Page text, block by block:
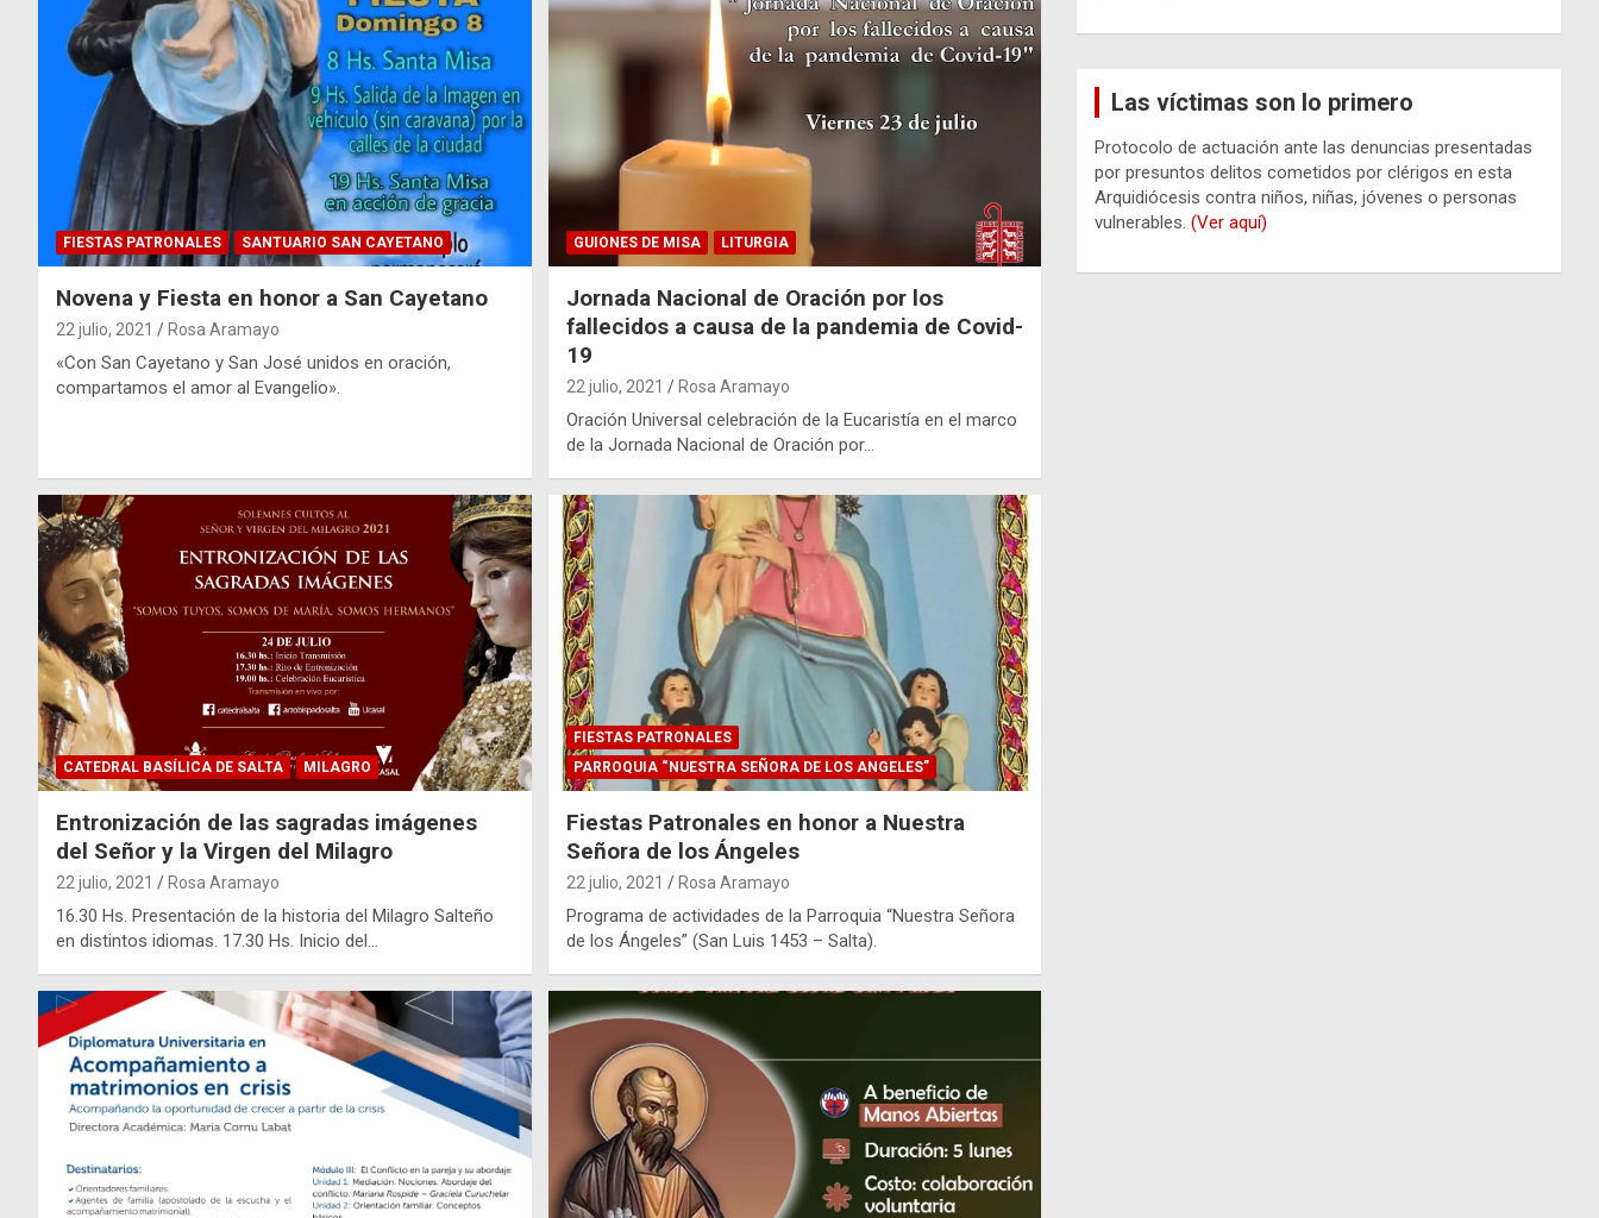
FIESTAS PATRONALES SANTUARIO SAN CAYETANO
Novena y Fiesta en honor a San Cayetano
22 julio, 2021 Rosa Aramayo
«Con San Cayetano y San José unidos en oración,
compartamos el amor al Evangelio».
GUIONES DE MISA LITURGIA
Jornada Nacional de Oración por los
fallecidos a causa de la pandemia de Covid-
19
22 julio, 2021 Rosa Aramayo
Oración Universal celebración de la Eucaristía en el marco
de la Jornada Nacional de Oración por…
CATEDRAL BASÍLICA DE SALTA MILAGRO
Entronización de las sagradas imágenes
del Señor y la Virgen del Milagro
22 julio, 2021 Rosa Aramayo
16.30 Hs. Presentación de la historia del Milagro Salteño
en distintos idiomas. 17.30 Hs. Inicio del…
FIESTAS PATRONALES
PARROQUIA “NUESTRA SEÑORA DE LOS ANGELES”
Fiestas Patronales en honor a Nuestra
Señora de los Ángeles
22 julio, 2021 Rosa Aramayo
Programa de actividades de la Parroquia “Nuestra Señora
de los Ángeles” (San Luis 1453 – Salta).
Las víctimas son lo primero
Protocolo de actuación ante las denuncias presentadas
por presuntos delitos cometidos por clérigos en esta
Arquidiócesis contra niños, niñas, jóvenes o personas
vulnerables.(Ver aquí)